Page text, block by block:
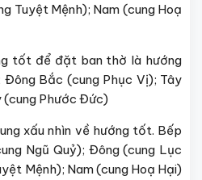
Tuyệt Mệnh); Nam (cung Hoạ
tốt để đặt ban thờ là hướng
Đông Bắc (cung Phục Vị); Tây
(cung Phước Đức)
xấu nhìn về hướng tốt. Bếp
Ngũ Quỷ); Đông (cung Lục
Mệnh); Nam (cung Hoạ Hại)